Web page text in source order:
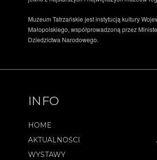
Muzeum Tatrzańskie jest instytucją kultury
Małopolskiego, współprowadzoną przez
Dziedzictwa Narodowego.
INFO
HOME
AKTUALNOŚCI
WYSTAWY